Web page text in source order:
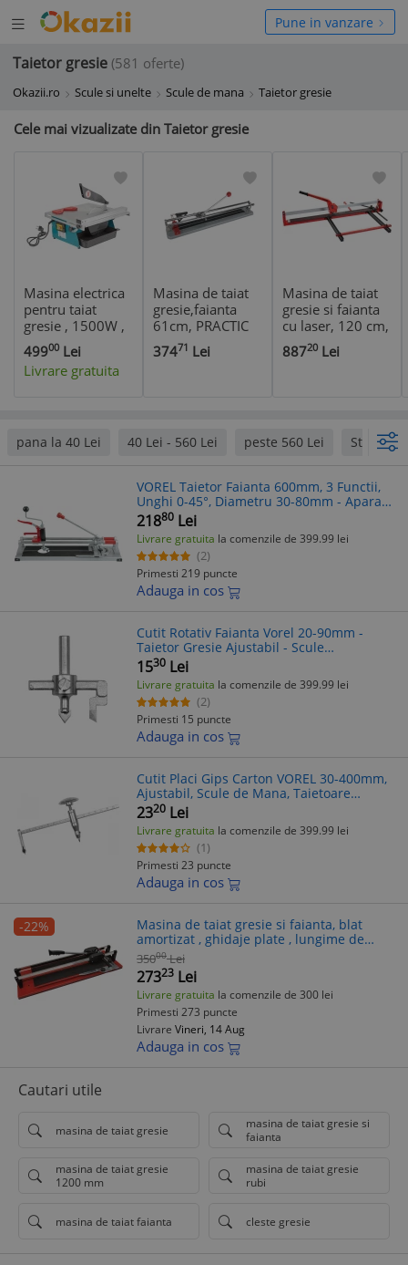
Deschide
meniul
Pune in vanzare
Taietor gresie (581 oferte)
Okazii.ro Scule si unelte Scule de mana Taietor gresie
Cele mai vizualizate din Taietor gresie
Masina electrica
pentru taiat
gresie , 1500W ,
diametru disc
180mm ,ECSM15
49900 Lei
Livrare gratuita
Masina de taiat
gresie,faianta
61cm, PRACTIC
61 PLUS, cu
opritor lateral -
37471 Lei
Masina de taiat
gresie si faianta
cu laser, 120 cm,
Strend Pro
Premium
88720 Lei
pana la 40 Lei 40 Lei - 560 Lei peste 560 Lei Strend
VOREL Taietor Faianta 600mm, 3 Functii,
Unghi 0-45°, Diametru 30-80mm - Aparat
Profesional Gresie & Faianta
21880 Lei
Livrare gratuita la comenzile de 399.99 lei
(2)
Primesti 219 puncte
Adauga in cos
Cutit Rotativ Faianta Vorel 20-90mm -
Taietor Gresie Ajustabil - Scule
Profesionale
1530 Lei
Livrare gratuita la comenzile de 399.99 lei
(2)
Primesti 15 puncte
Adauga in cos
Cutit Placi Gips Carton VOREL 30-400mm,
Ajustabil, Scule de Mana, Taietoare
Profesionala pentru Constructii si Bricolaj
2320 Lei
Livrare gratuita la comenzile de 399.99 lei
(1)
Primesti 23 puncte
Adauga in cos
-22%
Masina de taiat gresie si faianta, blat
amortizat , ghidaje plate , lungime de
taiere 700 mm Dedra
35000 Lei
27323 Lei
Livrare gratuita la comenzile de 300 lei
Primesti 273 puncte
Livrare Vineri, 14 Aug
Adauga in cos
Cautari utile
masina de taiat gresie
masina de taiat gresie si
faianta
masina de taiat gresie
1200 mm
masina de taiat gresie
rubi
masina de taiat faianta cleste gresie